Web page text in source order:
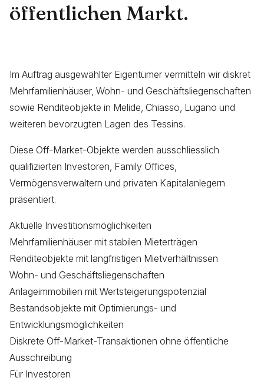
öffentlichen Markt.
Im Auftrag ausgewählter Eigentümer vermitteln wir diskret
Mehrfamilienhäuser, Wohn- und Geschäftsliegenschaften
sowie Renditeobjekte in Melide, Chiasso, Lugano und
weiteren bevorzugten Lagen des Tessins.
Diese Off-Market-Objekte werden ausschliesslich
qualifizierten Investoren, Family Offices,
Vermögensverwaltern und privaten Kapitalanlegern
präsentiert.
Aktuelle Investitionsmöglichkeiten
Mehrfamilienhäuser mit stabilen Mieterträgen
Renditeobjekte mit langfristigen Mietverhältnissen
Wohn- und Geschäftsliegenschaften
Anlageimmobilien mit Wertsteigerungspotenzial
Bestandsobjekte mit Optimierungs- und
Entwicklungsmöglichkeiten
Diskrete Off-Market-Transaktionen ohne öffentliche
Ausschreibung
Für Investoren